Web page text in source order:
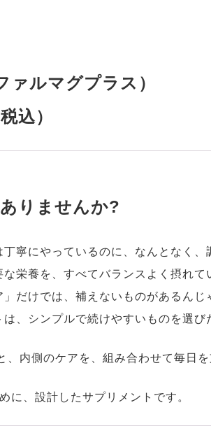
ァルマグプラス）
込）
りませんか?
丁寧にやっているのに、なんとなく、
な栄養を、すべてバランスよく摂れて
」だけでは、補えないものがあるんじ
は、シンプルで続けやすいものを選び
、内側のケアを、組み合わせて毎日を
に、設計したサプリメントです。